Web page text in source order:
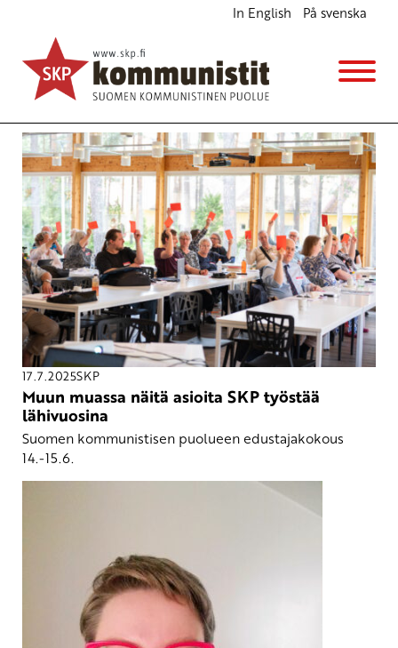
In English På svenska
puolue
17.7.2025SKP
Muun muassa näitä asioita SKP työstää
lähivuosina
Suomen kommunistisen puolueen edustajakokous
14.-15.6.